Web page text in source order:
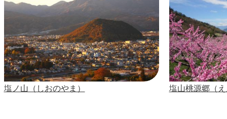
塩ノ山（しおのやま） 塩山桃源郷（